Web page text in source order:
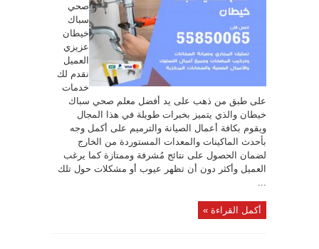
صحي
سباك
خيطان
عزيزي
العميل
نقدم لك
خدمات
على طبق من ذهب على يد أفضل معلم صحي سباك
خيطان والذي يتميز بخبرات طويلة في هذا المجال
ويقوم بكافة أعمال الصيانة والترميم على أكمل وجه
بأحدث الماكينات والمعدات المستوردة من الخارج
لضمان الحصول على نتائج مُشرفة وممتازة كما يرغب
العميل وأكثر دون أن تظهر عيوب أو مشكلات حول تلك
...
أكمل القراءة »